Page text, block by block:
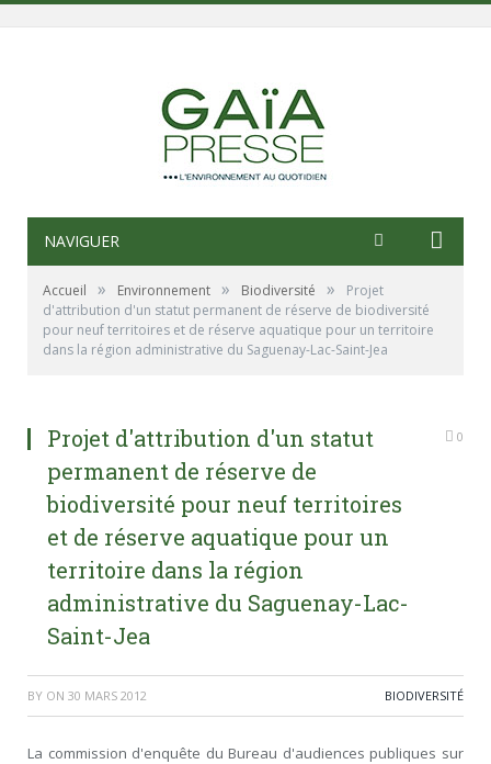
NAVIGUER
Accueil » Environnement » Biodiversité »
Projet
d'attribution d'un statut permanent de réserve de biodiversité
pour neuf territoires et de réserve aquatique pour un territoire
dans la région administrative du Saguenay-Lac-Saint-Jea
Projet d'attribution d'un statut
permanent de réserve de
biodiversité pour neuf territoires
et de réserve aquatique pour un
territoire dans la région
administrative du Saguenay-Lac-
Saint-Jea
0
BY ON 30 MARS 2012 BIODIVERSITÉ
La commission d'enquête du Bureau d'audiences publiques sur